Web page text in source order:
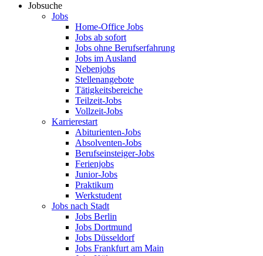
Jobsuche
Jobs
Home-Office Jobs
Jobs ab sofort
Jobs ohne Berufserfahrung
Jobs im Ausland
Nebenjobs
Stellenangebote
Tätigkeitsbereiche
Teilzeit-Jobs
Vollzeit-Jobs
Karrierestart
Abiturienten-Jobs
Absolventen-Jobs
Berufseinsteiger-Jobs
Ferienjobs
Junior-Jobs
Praktikum
Werkstudent
Jobs nach Stadt
Jobs Berlin
Jobs Dortmund
Jobs Düsseldorf
Jobs Frankfurt am Main